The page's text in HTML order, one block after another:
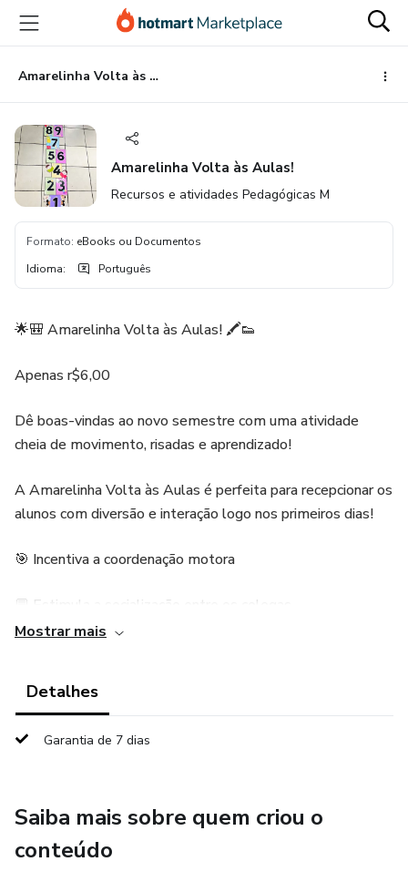
para
conteúdo
principal
para
pagamento
para
rodapé
Amarelinha Volta às Aulas!
Amarelinha Volta às Aulas!
Recursos e atividades Pedagógicas M
Formato: eBooks ou Documentos
Idioma: Português
🌟🎒 Amarelinha Volta às Aulas! 🖍️👟
Apenas r$6,00
Dê boas-vindas ao novo semestre com uma atividade
cheia de movimento, risadas e aprendizado!
A Amarelinha Volta às Aulas é perfeita para recepcionar os
alunos com diversão e interação logo nos primeiros dias!
🎯 Incentiva a coordenação motora
💬 Estimula a socialização entre os colegas
🚨 Importante: Respeitar as regras de uso e os valores
tabelados para garantir a melhor experiência!
Mostrar mais
Detalhes
Garantia de 7 dias
Saiba mais sobre quem criou o
conteúdo